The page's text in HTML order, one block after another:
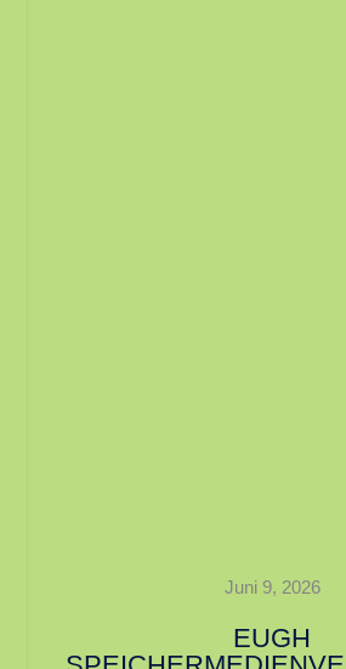
Juni 9, 2026
EUGH